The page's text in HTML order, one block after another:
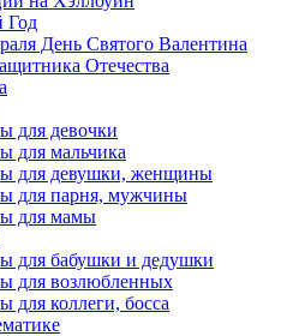
Год
День Святого Валентина
Отечества
для девочки
для мальчика
для девушки, женщины
для парня, мужчины
для мамы
для бабушки и дедушки
для возлюбленных
коллеги, босса